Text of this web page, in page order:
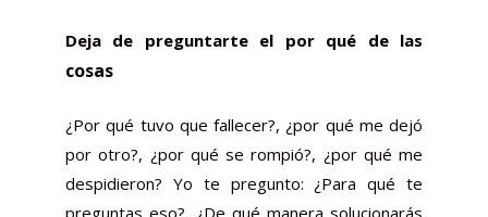
Deja de preguntarte el por qué de las
cosas
¿Por qué tuvo que fallecer?, ¿por qué me dejó
por otro?, ¿por qué se rompió?, ¿por qué me
despidieron? Yo te pregunto: ¿Para qué te
preguntas eso?, ¿De qué manera solucionarás